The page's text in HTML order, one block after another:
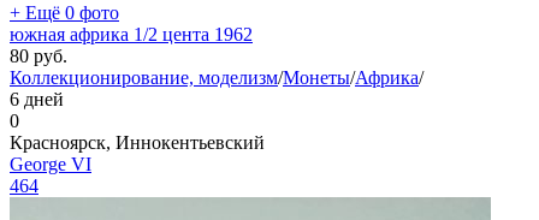
+ Ещё 0 фото
южная африка 1/2 цента 1962
80 руб.
Коллекционирование, моделизм/Монеты/Африка/
6 дней
0
Красноярск, Иннокентьевский
George VI
464